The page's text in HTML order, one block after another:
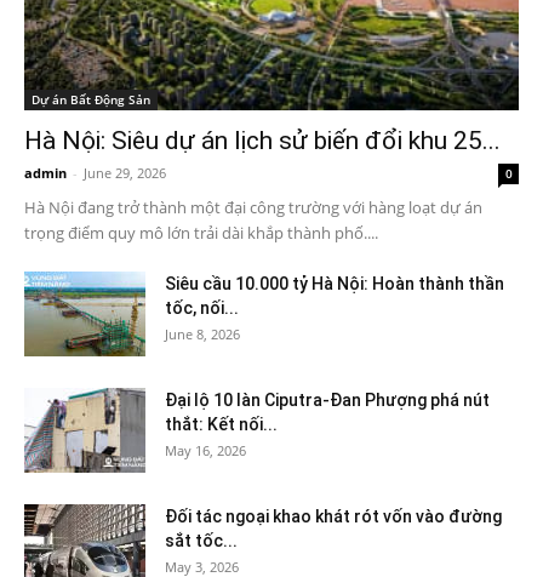
Dự án Bất Động Sản
Hà Nội: Siêu dự án lịch sử biến đổi khu 25...
admin - June 29, 2026 0
Hà Nội đang trở thành một đại công trường với hàng loạt dự án
trọng điểm quy mô lớn trải dài khắp thành phố....
Siêu cầu 10.000 tỷ Hà Nội: Hoàn thành thần
tốc, nối...
June 8, 2026
Đại lộ 10 làn Ciputra-Đan Phượng phá nút
thắt: Kết nối...
May 16, 2026
Đối tác ngoại khao khát rót vốn vào đường
sắt tốc...
May 3, 2026